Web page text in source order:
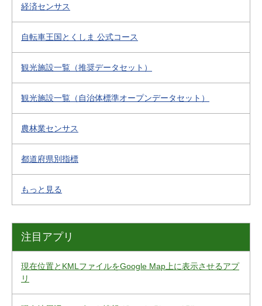
経済センサス
自転車王国とくしま 公式コース
観光施設一覧（推奨データセット）
観光施設一覧（自治体標準オープンデータセット）
農林業センサス
都道府県別指標
もっと見る
注目アプリ
現在位置とKMLファイルをGoogle Map上に表示させるアプ
リ